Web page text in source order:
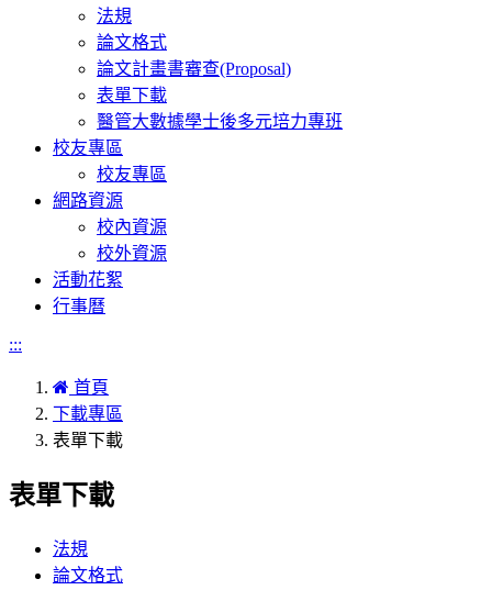
法規
論文格式
論文計畫書審查(Proposal)
表單下載
醫管大數據學士後多元培力專班
校友專區
校友專區
網路資源
校內資源
校外資源
活動花絮
行事曆
:::
首頁
下載專區
表單下載
表單下載
法規
論文格式